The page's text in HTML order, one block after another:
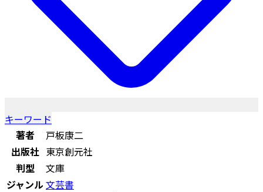
キーワード
著者
戸板康二
出版社 東京創元社
判型
文庫
ジャンル文芸書